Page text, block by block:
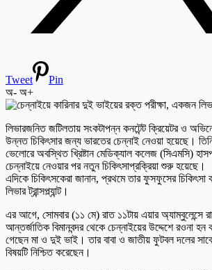
Tweet
Pin
অ- অ+
লিভারজনিত জটিলতায় সংকটাপন্ন কনটেন্ট ক্রিয়েটর ও
উন্নত চিকিৎসার জন্য ভারতের চেন্নাই নেওয়া হয়েছে। তিনি
ভেলোরে অবস্থিত খ্রিষ্টান মেডিক্যাল কলেজ (সিএমসি)
চেন্নাইয়ে নেওয়ার পর নতুন চিকিৎসাপ্রক্রিয়া শুরু হয়েছে।
এদিকে চিকিৎসকেরা জানান, প্রথমে তার ফুসফুসের চিকিৎসা
লিভার ট্রান্সপ্ল্যান্ট।
এর আগে, সোমবার (১১ মে) রাত ১১টায় এয়ার অ্যাম্বুলেন্সে
আন্তর্জাতিক বিমানবন্দর থেকে চেন্নাইয়ের উদ্দেশে রওনা হন
গেছেন মা ও দুই ভাই। তার বাবা ও জাতীয় ফুটবল দলের
বিষয়টি নিশ্চিত করেছেন।